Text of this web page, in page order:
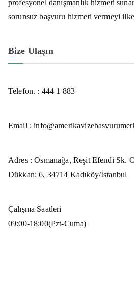
profesyonel danışmanlık hizmeti
sorunsuz başvuru hizmeti vermeyi
Bize Ulaşın
Telefon. : 444 1 883
Email :
Adres : Osmanağa, Reşit Efendi Sk.
Dükkan: 6, 34714 Kadıköy/İstanbul
Çalışma Saatleri
09:00-18:00(Pzt-Cuma)